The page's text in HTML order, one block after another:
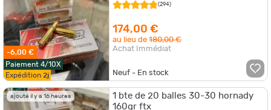
-6,00 €
Paiement 4/10X
Expédition 2j
(294)
174,00 €
au lieu de180,00 €
Achat Immédiat
Neuf - En stock
ajouté il y a 16 heures
1 bte de 20 balles 30-30 hornady
160gr ftx